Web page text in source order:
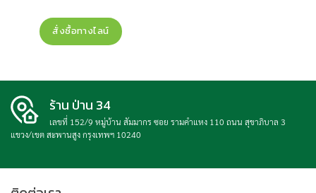
สั่งซื้อทางไลน์
ร้าน ป่าน 34
เลขที่ 152/9 หมู่บ้าน สัมมากร ซอย รามคำแหง 110 ถนน สุขาภิบาล 3
แขวง/เขต สะพานสูง กรุงเทพฯ 10240